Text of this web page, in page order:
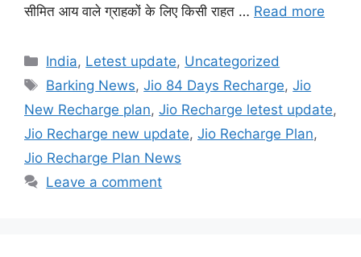
सीमित आय वाले ग्राहकों के लिए किसी राहत … Read more
Categories
India, Letest update, Uncategorized
Tags
Barking News,Jio 84 Days Recharge,Jio
New Recharge plan, Jio Recharge letest update,
Jio Recharge new update, Jio Recharge Plan,
Jio Recharge Plan News
Leave a comment